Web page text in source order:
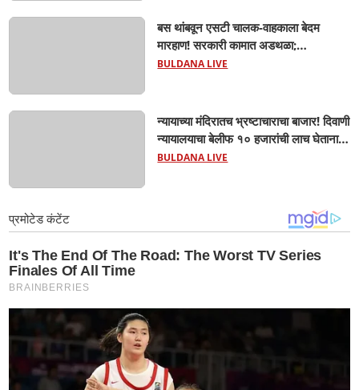
बस थांबवून एसटी चालक-वाहकाला बेदम
मारहाण! सरकारी कामात अडथळा;
प्रवाशांसमोर धिंगाणा घालणाऱ्या तिघांविरुद्ध
BULDANA LIVE
न्यायाच्या मंदिरातच भ्रष्टाचाराचा बाजार! दिवाणी
न्यायालयाचा बेलीफ १० हजारांची लाच घेताना
एसीबीच्या जाळ्यात; मेहकरात खळबळ!
BULDANA LIVE